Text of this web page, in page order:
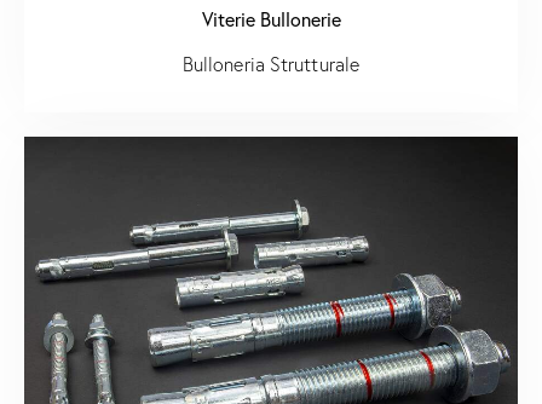
Viterie Bullonerie
Bulloneria Strutturale